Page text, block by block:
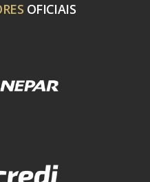
OFICIAIS